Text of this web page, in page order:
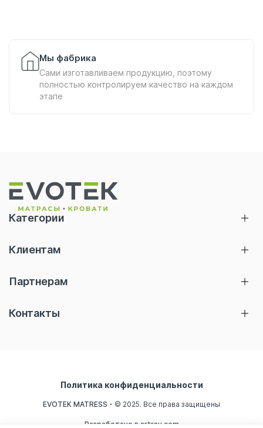
Мы фабрика
Сами изготавливаем продукцию, поэтому
полностью контролируем качество на каждом
этапе
Категории
Кровати
Топперы
Клиентам
Акции
Партнерам
Контакты
Политика конфиденциальности
EVOTEK MATRESS - © 2025. Все права защищены
Разработано в artrsv.com